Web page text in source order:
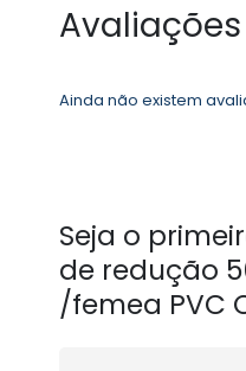
Avaliações
Ainda não existem
Seja o
de redução
/femea PVC